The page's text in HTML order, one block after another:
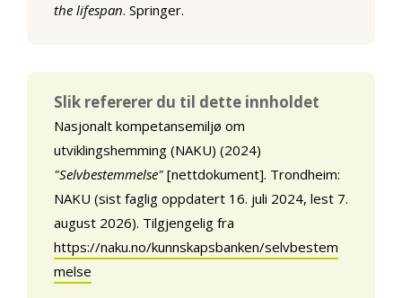
the lifespan. Springer.
Slik refererer du til dette innholdet
Nasjonalt kompetansemiljø om
utviklingshemming (NAKU) (2024)
"Selvbestemmelse" [nettdokument]. Trondheim:
NAKU (sist faglig oppdatert 16. juli 2024, lest 7.
august 2026). Tilgjengelig fra
https://naku.no/kunnskapsbanken/selvbestem
melse